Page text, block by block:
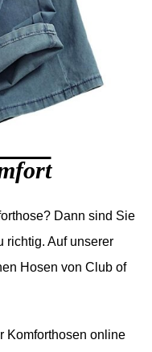
Dann sind Sie
richtig. Auf unserer
Hosen von Club of
Komforthosen online